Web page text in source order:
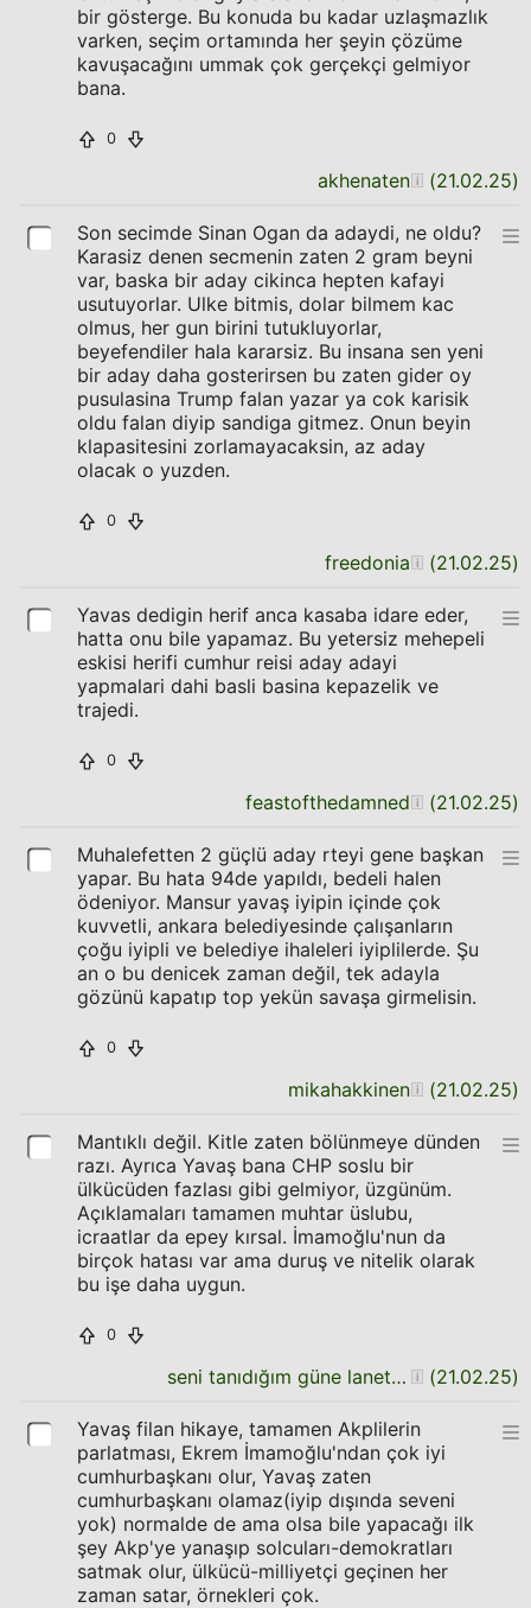
bir gösterge. Bu konuda bu kadar uzlaşmazlık
varken, seçim ortamında her şeyin çözüme
kavuşacağını ummak çok gerçekçi gelmiyor
bana.
0
akhenaten (21.02.25)
Son secimde Sinan Ogan da adaydi, ne oldu?
Karasiz denen secmenin zaten 2 gram beyni
var, baska bir aday cikinca hepten kafayi
usutuyorlar. Ulke bitmis, dolar bilmem kac
olmus, her gun birini tutukluyorlar,
beyefendiler hala kararsiz. Bu insana sen yeni
bir aday daha gosterirsen bu zaten gider oy
pusulasina Trump falan yazar ya cok karisik
oldu falan diyip sandiga gitmez. Onun beyin
klapasitesini zorlamayacaksin, az aday
olacak o yuzden.
0
freedonia (21.02.25)
Yavas dedigin herif anca kasaba idare eder,
hatta onu bile yapamaz. Bu yetersiz mehepeli
eskisi herifi cumhur reisi aday adayi
yapmalari dahi basli basina kepazelik ve
trajedi.
0
feastofthedamned (21.02.25)
Muhalefetten 2 güçlü aday rteyi gene başkan
yapar. Bu hata 94de yapıldı, bedeli halen
ödeniyor. Mansur yavaş iyipin içinde çok
kuvvetli, ankara belediyesinde çalışanların
çoğu iyipli ve belediye ihaleleri iyiplilerde. Şu
an o bu denicek zaman değil, tek adayla
gözünü kapatıp top yekün savaşa girmelisin.
0
mikahakkinen (21.02.25)
Mantıklı değil. Kitle zaten bölünmeye dünden
razı. Ayrıca Yavaş bana CHP soslu bir
ülkücüden fazlası gibi gelmiyor, üzgünüm.
Açıklamaları tamamen muhtar üslubu,
icraatlar da epey kırsal. İmamoğlu'nun da
birçok hatası var ama duruş ve nitelik olarak
bu işe daha uygun.
0
seni tanıdığım güne lanet olsun (21.02.25)
Yavaş filan hikaye, tamamen Akplilerin
parlatması, Ekrem İmamoğlu'ndan çok iyi
cumhurbaşkanı olur, Yavaş zaten
cumhurbaşkanı olamaz(iyip dışında seveni
yok) normalde de ama olsa bile yapacağı ilk
şey Akp'ye yanaşıp solcuları-demokratları
satmak olur, ülkücü-milliyetçi geçinen her
zaman satar, örnekleri çok.